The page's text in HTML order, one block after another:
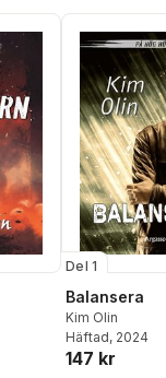
Del 1
Balansera
Kim Olin
Häftad, 2024
147 kr